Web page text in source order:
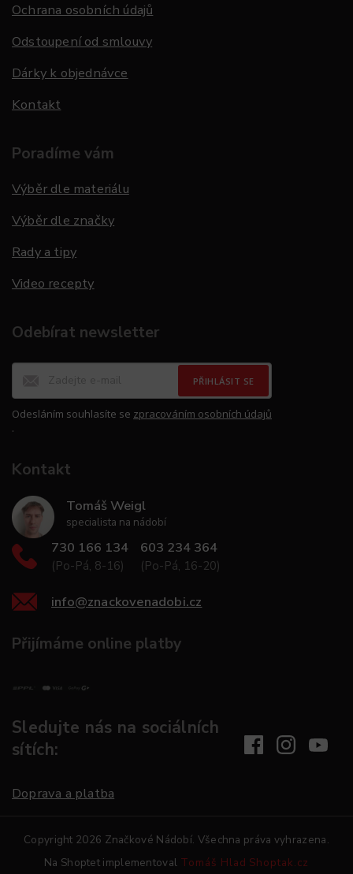
Ochrana osobních údajů
Odstoupení od smlouvy
Dárky k objednávce
Kontakt
Poradíme vám
Výběr dle materiálu
Výběr dle značky
Rady a tipy
Video recepty
Odebírat newsletter
PŘIHLÁSIT SE
Odesláním souhlasíte se zpracováním osobních údajů
.
Kontakt
Tomáš Weigl
specialista na nádobí
730 166 134
(Po-Pá, 8-16)
603 234 364
(Po-Pá, 16-20)
info@znackovenadobi.cz
Přijímáme online platby
Sledujte nás na sociálních
sítích:
Doprava a platba
Copyright 2026 Značkové Nádobí. Všechna práva vyhrazena.
Na Shoptet implementoval Tomáš Hlad Shoptak.cz